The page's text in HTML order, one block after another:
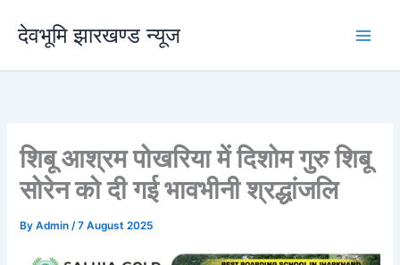
content
देवभूमि झारखण्ड न्यूज
शिबू आश्रम पोखरिया में दिशोम गुरु शिबू
सोरेन को दी गई भावभीनी श्रद्धांजलि
ByAdmin/7 August 2025